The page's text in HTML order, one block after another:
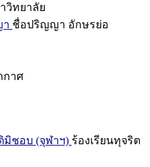
วิทยาลัย
ชื่อปริญญา อักษรย่อ
กาศ
มิชอบ (จุฬาฯ) ร้องเรียนทุจริต